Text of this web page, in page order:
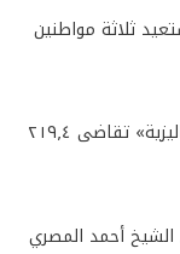
ثلاثة مواطنين
مساعد طيار في «الخطوط الماليزية» تقاضى ٢١٩٫٤
الشيخ أحمد المصري